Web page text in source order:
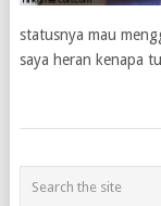
statusnya mau
saya heran kenapa